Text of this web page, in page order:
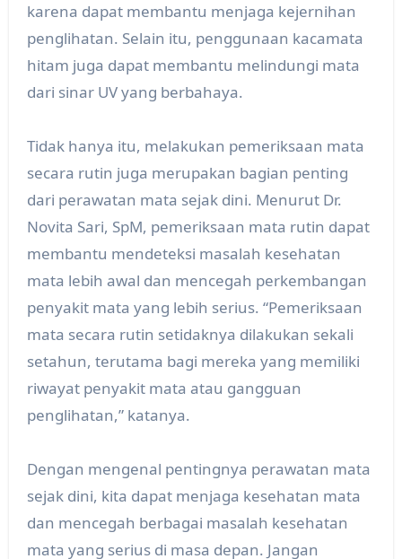
karena dapat membantu menjaga kejernihan
penglihatan. Selain itu, penggunaan kacamata
hitam juga dapat membantu melindungi mata
dari sinar UV yang berbahaya.
Tidak hanya itu, melakukan pemeriksaan mata
secara rutin juga merupakan bagian penting
dari perawatan mata sejak dini. Menurut Dr.
Novita Sari, SpM, pemeriksaan mata rutin dapat
membantu mendeteksi masalah kesehatan
mata lebih awal dan mencegah perkembangan
penyakit mata yang lebih serius. “Pemeriksaan
mata secara rutin setidaknya dilakukan sekali
setahun, terutama bagi mereka yang memiliki
riwayat penyakit mata atau gangguan
penglihatan,” katanya.
Dengan mengenal pentingnya perawatan mata
sejak dini, kita dapat menjaga kesehatan mata
dan mencegah berbagai masalah kesehatan
mata yang serius di masa depan. Jangan